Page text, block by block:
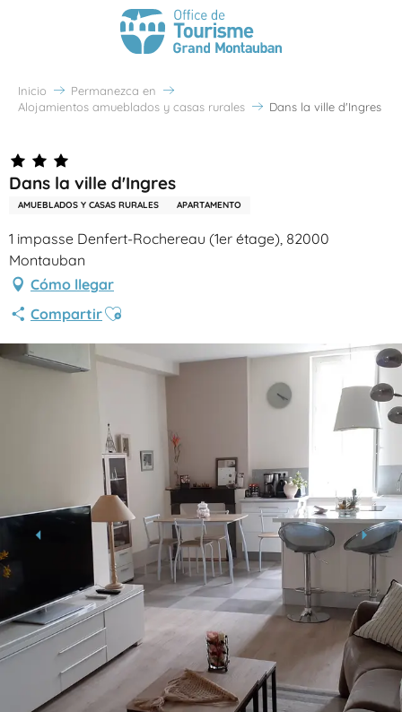
Inicio
Permanezca en
Alojamientos amueblados y casas rurales
Dans la ville d'Ingres
Dans la ville d'Ingres
AMUEBLADOS Y CASAS RURALES APARTAMENTO
1 impasse Denfert-Rochereau (1er étage), 82000
Montauban
Cómo llegar
CompartirAjouter aux favoris